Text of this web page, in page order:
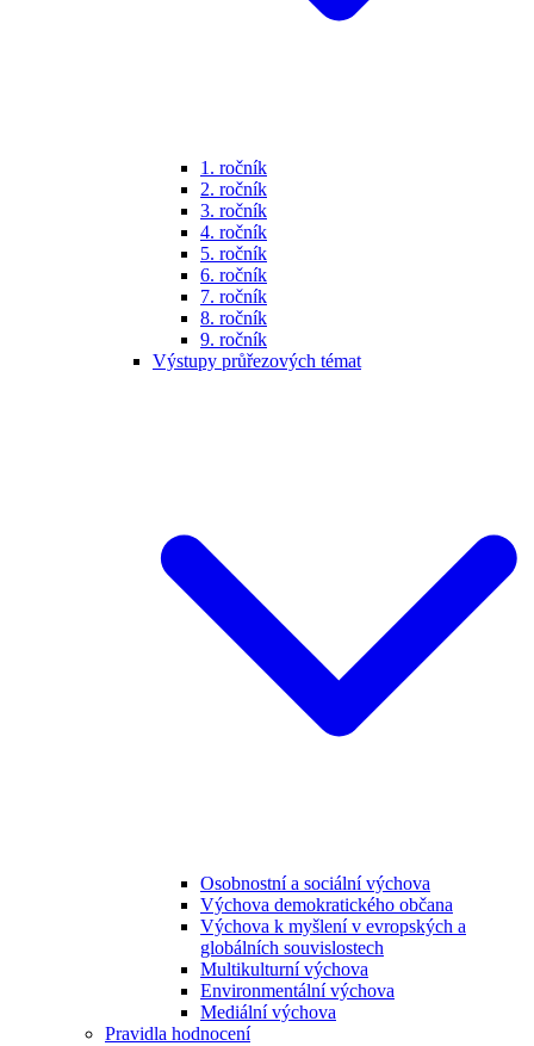
1. ročník
2. ročník
3. ročník
4. ročník
5. ročník
6. ročník
7. ročník
8. ročník
9. ročník
Výstupy průřezových témat
Osobnostní a sociální výchova
Výchova demokratického občana
Výchova k myšlení v evropských a
globálních souvislostech
Multikulturní výchova
Environmentální výchova
Mediální výchova
Pravidla hodnocení